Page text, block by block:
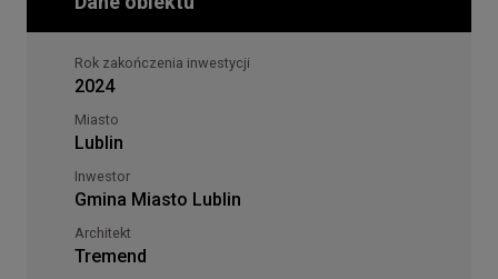
Rok zakończenia inwestycji
2024
Miasto
Lublin
Inwestor
Gmina Miasto Lublin
Architekt
Tremend